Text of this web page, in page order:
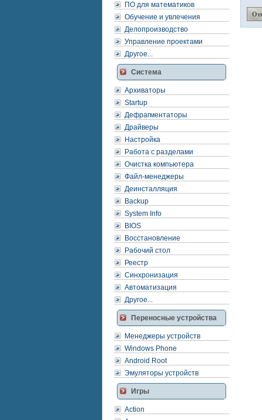
ПО для математиков
Обучение и увлечения
Делопроизводство
Управление проектами
Другое...
Система
Архиваторы
Startup
Дефрагментаторы
Драйверы
Настройка
Работа с разделами
Очистка компьютера
Файл-менеджеры
Деинсталляция
Backup
System Info
BIOS
Восстановление
Рабочий стол
Реестр
Синхронизация
Автоматизация
Другое...
Переносные устройства
Менеджеры устройств
Windows Phone
Android Root
Эмуляторы устройств
Игры
Action